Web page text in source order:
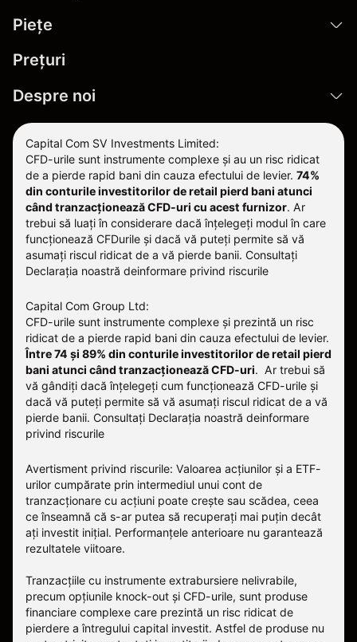
Pieţe
Prețuri
Despre noi
Capital Com SV Investments Limited:
CFD-urile sunt instrumente complexe și au un risc ridicat
de a pierde rapid bani din cauza efectului de levier. 74%
din conturile investitorilor de retail pierd bani atunci
când tranzacționează CFD-uri cu acest furnizor. Ar
trebui să luați în considerare dacă înțelegeți modul în care
funcționează CFDurile și dacă vă puteți permite să vă
asumați riscul ridicat de a vă pierde banii. Consultați
Declarația noastră deinformare privind riscurile
Capital Com Group Ltd:
CFD-urile sunt instrumente complexe și prezintă un risc
ridicat de a pierde rapid bani din cauza efectului de levier.
Între 74 și 89% din conturile investitorilor de retail pierd
bani atunci când tranzacționează CFD-uri. Ar trebui să
vă gândiți dacă înțelegeți cum funcționează CFD-urile și
dacă vă puteți permite să vă asumați riscul ridicat de a vă
pierde banii. Consultați Declarația noastră deinformare
privind riscurile
Avertisment privind riscurile: Valoarea acțiunilor și a ETF-
urilor cumpărate prin intermediul unui cont de
tranzacționare cu acțiuni poate crește sau scădea, ceea
ce înseamnă că s-ar putea să recuperați mai puțin decât
ați investit inițial. Performanțele anterioare nu garantează
rezultatele viitoare.
Tranzacțiile cu instrumente extrabursiere nelivrabile,
precum opțiunile knock-out și CFD-urile, sunt produse
financiare complexe care prezintă un risc ridicat de
pierdere a întregului capital investit. Astfel de produse nu